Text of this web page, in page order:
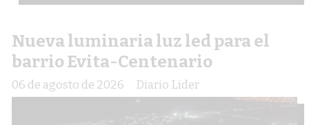
Nueva luminaria luz led para el
barrio Evita-Centenario
Diario Lider
06 de agosto de 2026